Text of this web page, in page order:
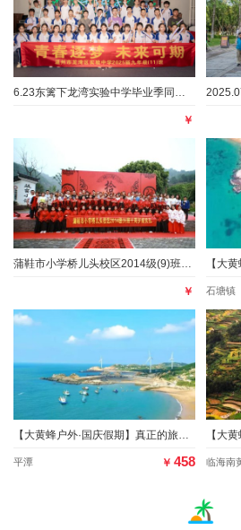
￥
蒲鞋市小学桥儿头校区2014级(9)班十周岁成长礼
￥ 石塘镇
【大黄蜂户外·国庆假期】真正的旅行——寻觅梦幻象鼻湾
￥ 458
平潭 临海南